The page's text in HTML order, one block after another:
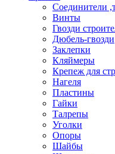
Соединители
Винты
Гвозди
Дюбель-гвозди
Заклепки
Кляймеры
Крепеж для
Нагеля
Пластины
Гайки
Талрепы
Уголки
Опоры
Шайбы